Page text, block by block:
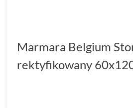
Marmara Belgium
rektyfikowany